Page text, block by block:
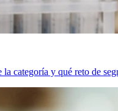
categoría y qué reto de